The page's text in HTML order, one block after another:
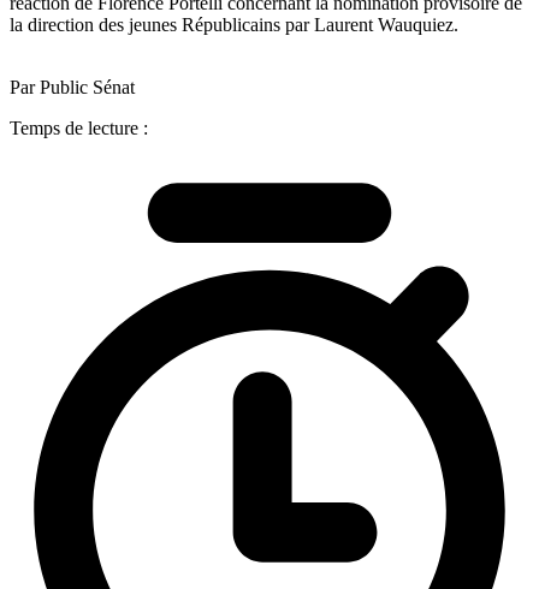
la direction des jeunes Républicains par Laurent Wauquiez.
Par Public Sénat
Temps de lecture :